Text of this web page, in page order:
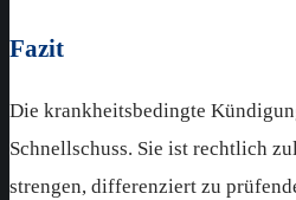
Fazit
Die krankheitsbedingte
Schnellschuss. Sie ist rechtlich
strengen, differenziert zu